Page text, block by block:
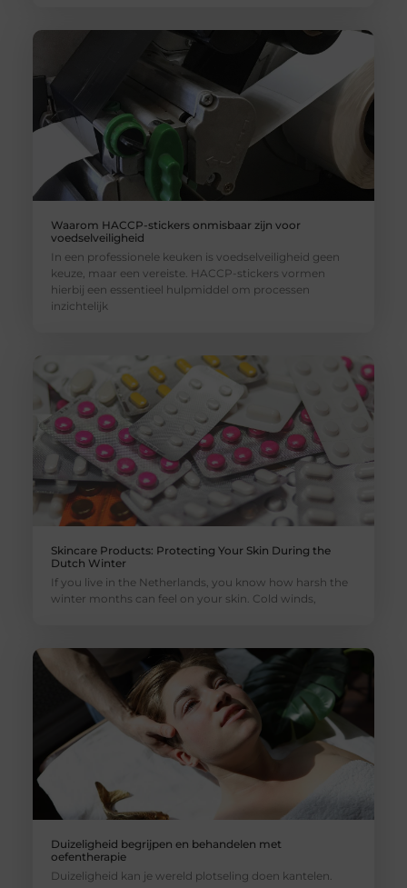
Waarom HACCP-stickers onmisbaar zijn voor
voedselveiligheid
In een professionele keuken is voedselveiligheid geen
keuze, maar een vereiste. HACCP-stickers vormen
hierbij een essentieel hulpmiddel om processen
inzichtelijk
Skincare Products: Protecting Your Skin During the
Dutch Winter
If you live in the Netherlands, you know how harsh the
winter months can feel on your skin. Cold winds,
Duizeligheid begrijpen en behandelen met
oefentherapie
Duizeligheid kan je wereld plotseling doen kantelen.